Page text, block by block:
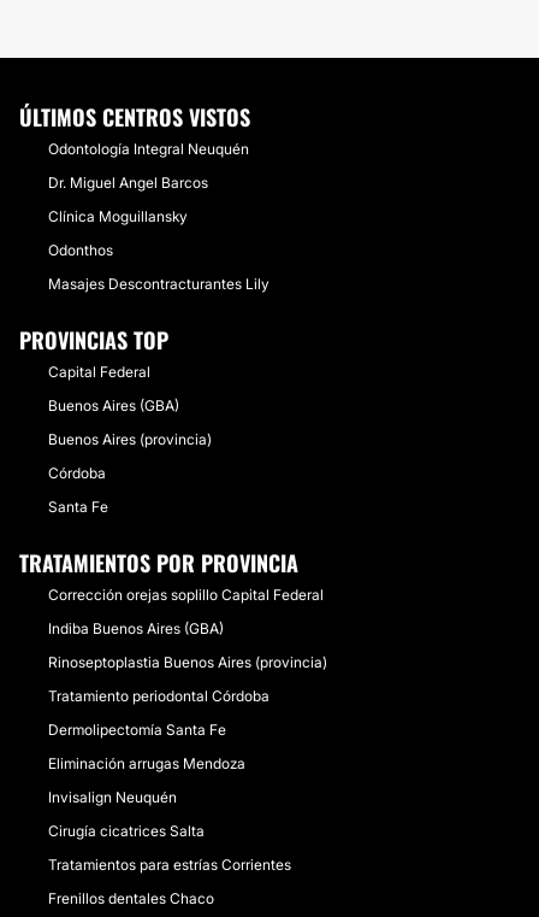
ÚLTIMOS CENTROS VISTOS
Odontología Integral Neuquén
Dr. Miguel Angel Barcos
Clínica Moguillansky
Odonthos
Masajes Descontracturantes Lily
PROVINCIAS TOP
Capital Federal
Buenos Aires (GBA)
Buenos Aires (provincia)
Córdoba
Santa Fe
TRATAMIENTOS POR PROVINCIA
Corrección orejas soplillo Capital Federal
Indiba Buenos Aires (GBA)
Rinoseptoplastia Buenos Aires (provincia)
Tratamiento periodontal Córdoba
Dermolipectomía Santa Fe
Eliminación arrugas Mendoza
Invisalign Neuquén
Cirugía cicatrices Salta
Tratamientos para estrías Corrientes
Frenillos dentales Chaco